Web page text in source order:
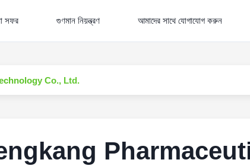
সফর গুণমান নিয়ন্ত্রণ আমাদের সাথে যোগাযোগ করুন
Co., Ltd.